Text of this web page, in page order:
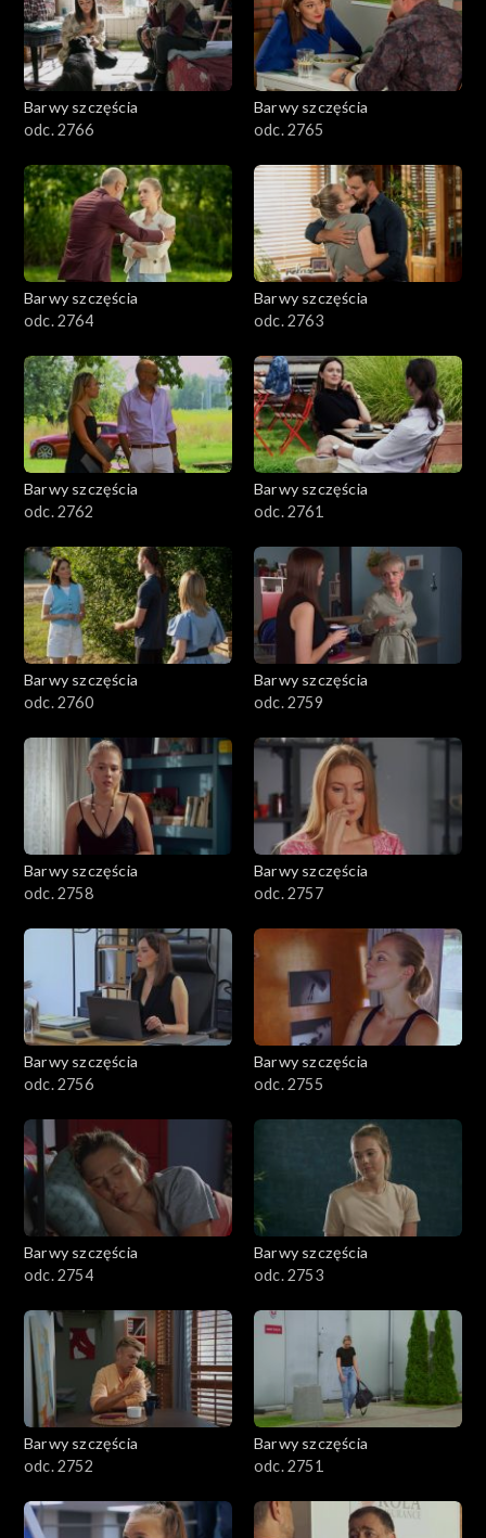
Barwy szczęścia
odc. 2766
Barwy szczęścia
odc. 2765
Barwy szczęścia
odc. 2764
Barwy szczęścia
odc. 2763
Barwy szczęścia
odc. 2762
Barwy szczęścia
odc. 2761
Barwy szczęścia
odc. 2760
Barwy szczęścia
odc. 2759
Barwy szczęścia
odc. 2758
Barwy szczęścia
odc. 2757
Barwy szczęścia
odc. 2756
Barwy szczęścia
odc. 2755
Barwy szczęścia
odc. 2754
Barwy szczęścia
odc. 2753
Barwy szczęścia
odc. 2752
Barwy szczęścia
odc. 2751